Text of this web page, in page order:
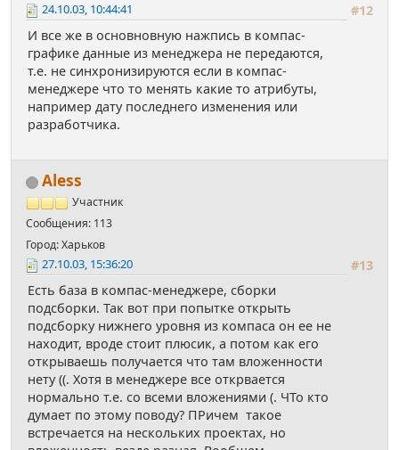
#12
24.10.03, 10:44:41
И все же в основновную нажпись в компас-
графике данные из менеджера не передаются,
т.е. не синхронизируются если в компас-
менеджере что то менять какие то атрибуты,
например дату последнего изменения или
разработчика.
Aless
Участник
Сообщения: 113
Город: Харьков
#13
27.10.03, 15:36:20
Есть база в компас-менеджере, сборки
подсборки. Так вот при попытке открыть
подсборку нижнего уровня из компаса он ее не
находит, вроде стоит плюсик, а потом как его
открываешь получается что там вложенности
нету ((. Хотя в менеджере все открвается
нормально т.е. со всеми вложениями (. ЧТо кто
думает по этому поводу? ПРичем такое
встречается на нескольких проектах, но